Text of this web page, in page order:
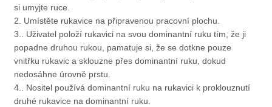
si umyjte ruce.
2. Umístěte rukavice na připravenou pracovní plochu.
3.. Uživatel položí rukavici na svou dominantní ruku tím, že ji
popadne druhou rukou, pamatuje si, že se dotkne pouze
vnitřku rukavic a sklouzne přes dominantní ruku, dokud
nedosáhne úrovně prstu.
4.. Nositel používá dominantní ruku na rukavici k proklouznutí
druhé rukavice na dominantní ruku.